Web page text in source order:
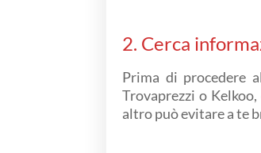
2. Cerca
Prima di procedere
Trovaprezzi o
altro può evitare a te